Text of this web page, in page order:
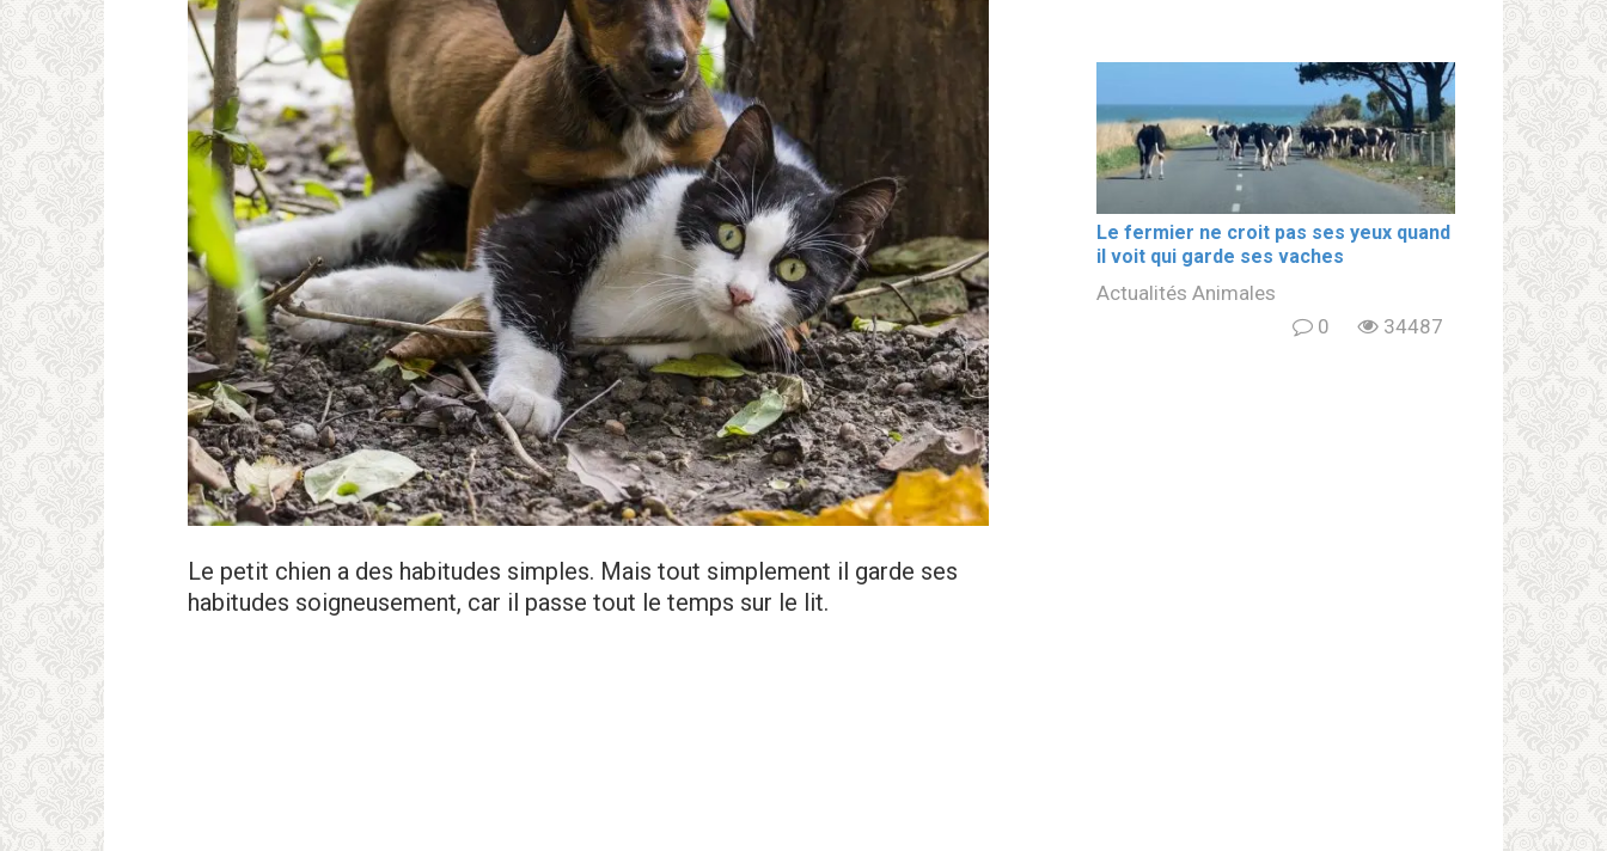
Le petit chien a des habitudes simples. Mais tout simplement il garde ses
habitudes soigneusement, car il passe tout le temps sur le lit.
Le fermier ne croit pas ses yeux quand
il voit qui garde ses vaches
Actualités Animales
0
34487